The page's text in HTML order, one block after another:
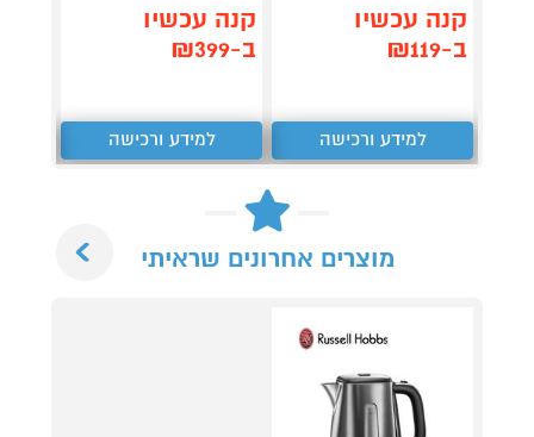
קנה עכשיו
ב-₪119
למידע ורכישה
קנה עכשיו
ב-₪399
למידע ורכישה
מוצרים אחרונים שראיתי